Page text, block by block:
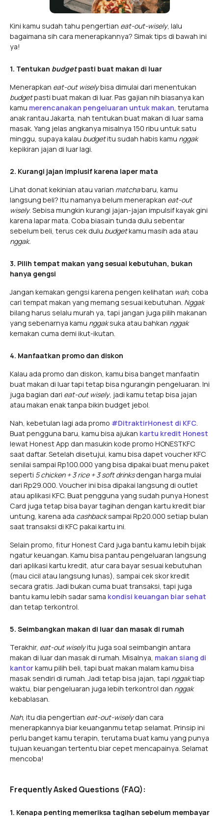
Kini kamu sudah tahu pengertian eat-out-wisely, lalu
bagaimana sih cara menerapkannya? Simak tips di bawah ini
ya!
1. Tentukan budgetpasti buat makan di luar
Menerapkan eat-out wiselybisa dimulai dari menentukan
budgetpasti buat makan di luar. Pas gajian nih biasanya kan
kamu merencanakan pengeluaran untuk makan, terutama
anak rantau Jakarta, nah tentukan buat makan di luar sama
masak. Yang jelas angkanya misalnya 150 ribu untuk satu
minggu, supaya kalau budgetitu sudah habis kamu nggak
kepikiran jajan di luar lagi.
2. Kurangi jajan implusif karena laper mata
Lihat donat kekinian atau varian matchabaru, kamu
langsung beli? Itu namanya belum menerapkan eat-out
wisely. Sebisa mungkin kurangi jajan-jajan impulsif kayak gini
karena lapar mata. Coba biasain tunda dulu sebentar
sebelum beli, terus cek dulu budgetkamu masih ada atau
nggak.
3. Pilih tempat makan yang sesuai kebutuhan, bukan
hanya gengsi
Jangan kemakan gengsi karena pengen kelihatan wah, coba
cari tempat makan yang memang sesuai kebutuhan. Nggak
bilang harus selalu murah ya, tapi jangan juga pilih makanan
yang sebenarnya kamu nggaksuka atau bahkan nggak
kemakan cuma demi ikut-ikutan.
4. Manfaatkan promo dan diskon
Kalau ada promo dan diskon, kamu bisa banget manfaatin
buat makan di luar tapi tetap bisa ngurangin pengeluaran. Ini
juga bagian dari eat-out wisely, jadi kamu tetap bisa jajan
atau makan enak tanpa bikin budget jebol.
Nah, kebetulan lagi ada promo #DitraktirHonest di KFC.
Buat pengguna baru, kamu bisa ajukan kartu kredit Honest
lewat Honest App dan masukin kode promo HONESTKFC
saat daftar. Setelah disetujui, kamu bisa dapet voucher KFC
senilai sampai Rp100.000 yang bisa dipakai buat menu paket
seperti 5 chicken + 3 rice + 3 soft drinksdengan harga mulai
dari Rp29.000. Voucher ini bisa dipakai langsung di outlet
atau aplikasi KFC. Buat pengguna yang sudah punya Honest
Card juga tetap bisa bayar tagihan dengan kartu kredit biar
untung, karena ada cashbacksampai Rp20.000 setiap bulan
saat transaksi di KFC pakai kartu ini.
Selain promo, fitur Honest Card juga bantu kamu lebih bijak
ngatur keuangan. Kamu bisa pantau pengeluaran langsung
dari aplikasi kartu kredit, atur cara bayar sesuai kebutuhan
(mau cicil atau langsung lunas), sampai cek skor kredit
secara gratis. Jadi bukan cuma buat transaksi, tapi juga
bantu kamu lebih sadar sama kondisi keuangan biar sehat
dan tetap terkontrol.
5. Seimbangkan makan di luar dan masak di rumah
Terakhir, eat-out wiselyitu juga soal seimbangin antara
makan di luar dan masak di rumah. Misalnya, makan siang di
kantorkamu pilih beli, tapi buat makan malam kamu bisa
masak sendiri di rumah. Jadi tetap bisa jajan, tapi nggaktiap
waktu, biar pengeluaran juga lebih terkontrol dan nggak
kebablasan.
Nah, itu dia pengertian eat-out-wiselydan cara
menerapkannya biar keuanganmu tetap selamat. Prinsip ini
perlu banget kamu terapin, terutama buat kamu yang punya
tujuan keuangan tertentu biar cepet mencapainya. Selamat
mencoba!
Frequently Asked Questions (FAQ):
1. Kenapa penting memeriksa tagihan sebelum membayar